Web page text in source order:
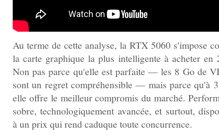
Au terme de cette analyse, la RTX 5060 s'impose
la carte graphique la plus intelligente à acheter en
Non pas parce qu'elle est parfaite — les 8 Go de
sont un regret compréhensible — mais parce qu'à
elle offre le meilleur compromis du marché.
sobre, technologiquement avancée, et surtout,
à un prix qui rend caduque toute concurrence.